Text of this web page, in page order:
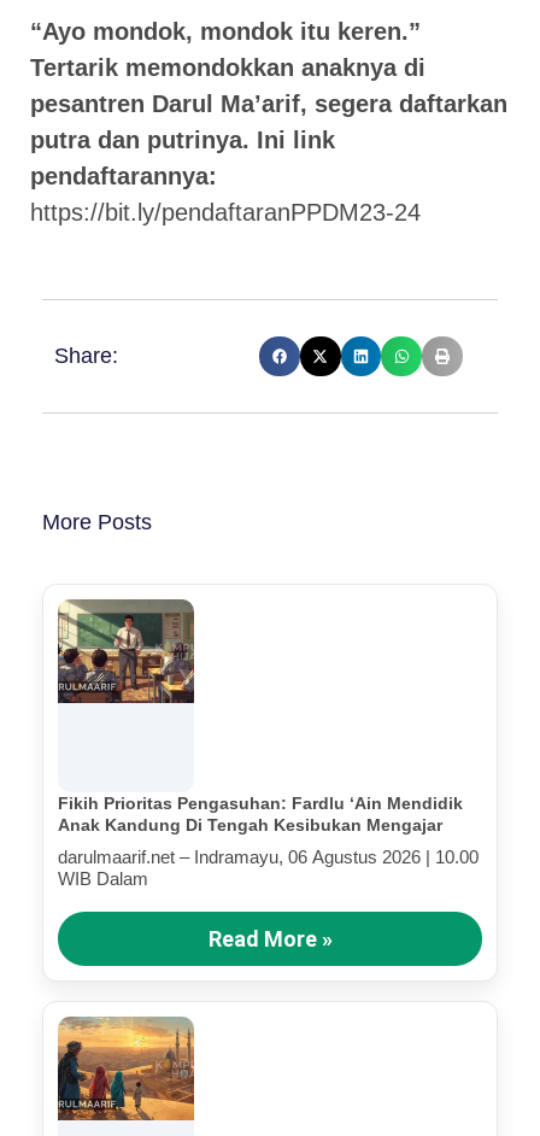
“Ayo mondok, mondok itu keren.”
Tertarik memondokkan anaknya di
pesantren Darul Ma’arif, segera daftarkan
putra dan putrinya. Ini link
pendaftarannya:
https://bit.ly/pendaftaranPPDM23-24
Share:
More Posts
Fikih Prioritas Pengasuhan: Fardlu ‘Ain Mendidik
Anak Kandung Di Tengah Kesibukan Mengajar
darulmaarif.net – Indramayu, 06 Agustus 2026 | 10.00
WIB Dalam
Read More »